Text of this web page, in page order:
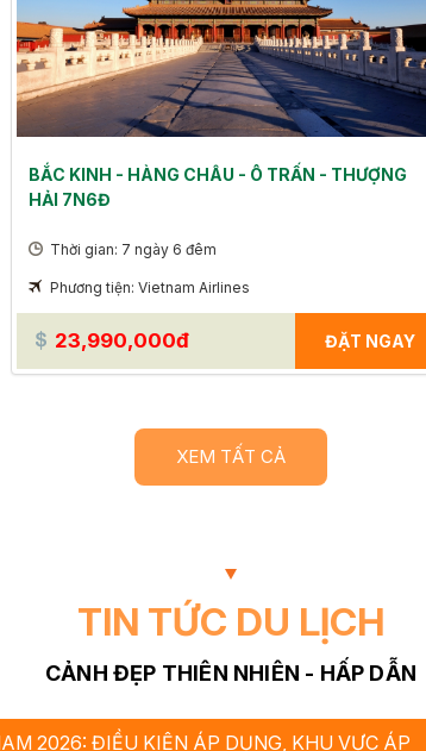
BẮC KINH - HÀNG CHÂU - Ô TRẤN - THƯỢNG
HẢI 7N6Đ
Thời gian: 7 ngày 6 đêm
Phương tiện: Vietnam Airlines
23,990,000đ ĐẶT NGAY
XEM TẤT CẢ
TIN TỨC DU LỊCH
CẢNH ĐẸP THIÊN NHIÊN - HẤP DẪN
2026: ĐIỀU KIỆN ÁP DỤNG, KHU VỰC ÁP